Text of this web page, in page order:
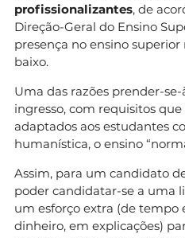
profissionalizantes, de
Direção-Geral do Ensino
presença no ensino
baixo.
Uma das razões prender-
ingresso, com requisitos
adaptados aos estudantes
humanística, o ensino
Assim, para um candidato
poder candidatar-se a uma
um esforço extra (de tempo
dinheiro, em explicações)